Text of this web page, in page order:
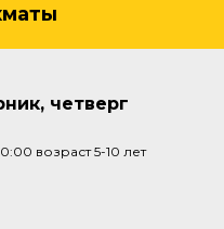
четверг
возраст 5-10 лет